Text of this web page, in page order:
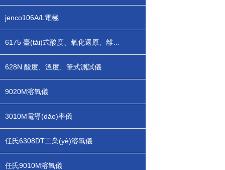
jenco106A/L電極
628N 酸度、溫度、筆式測試儀
9020M溶氧儀
3010M電導(dǎo)率儀
任氏6308DT工業(yè)溶氧儀
任氏9010M溶氧儀